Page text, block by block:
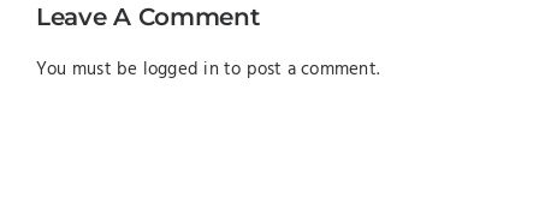
Leave A Comment
You must be logged in to post a comment.